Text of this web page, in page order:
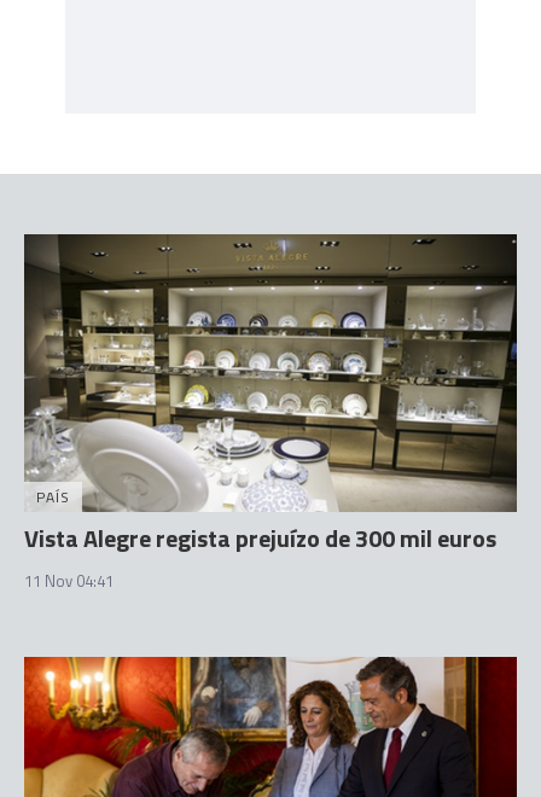
PAÍS
Vista Alegre regista prejuízo de 300 mil euros
11 Nov 04:41